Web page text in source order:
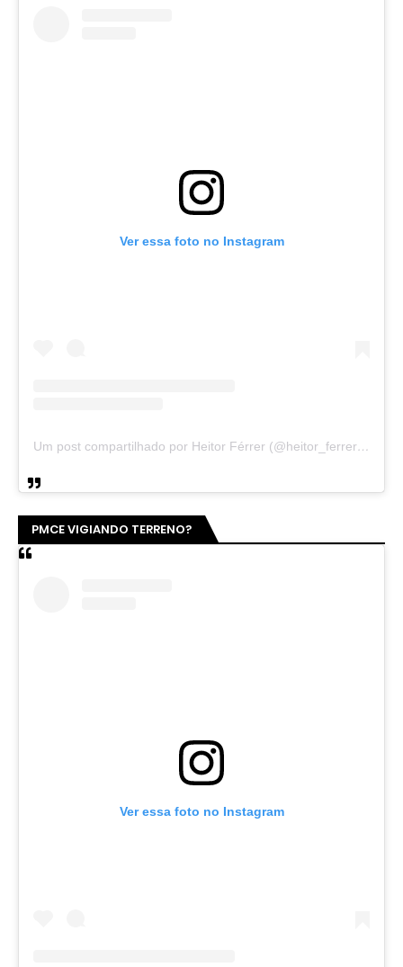
Ver essa foto no Instagram
Um post compartilhado por Heitor Férrer (@heitor_ferrer77)
PMCE VIGIANDO TERRENO?
Ver essa foto no Instagram